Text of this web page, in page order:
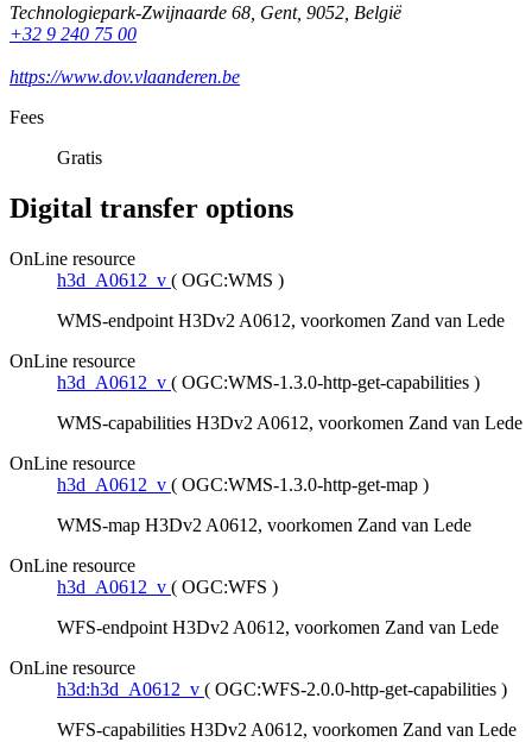
Technologiepark-Zwijnaarde 68, Gent, 9052, België
+32 9 240 75 00
https://www.dov.vlaanderen.be
Fees
Gratis
Digital transfer options
OnLine resource
h3d_A0612_v ( OGC:WMS )
WMS-endpoint H3Dv2 A0612, voorkomen Zand van Lede
OnLine resource
h3d_A0612_v ( OGC:WMS-1.3.0-http-get-capabilities )
WMS-capabilities H3Dv2 A0612, voorkomen Zand van Lede
OnLine resource
h3d_A0612_v ( OGC:WMS-1.3.0-http-get-map )
WMS-map H3Dv2 A0612, voorkomen Zand van Lede
OnLine resource
h3d_A0612_v ( OGC:WFS )
WFS-endpoint H3Dv2 A0612, voorkomen Zand van Lede
OnLine resource
h3d:h3d_A0612_v ( OGC:WFS-2.0.0-http-get-capabilities )
WFS-capabilities H3Dv2 A0612, voorkomen Zand van Lede